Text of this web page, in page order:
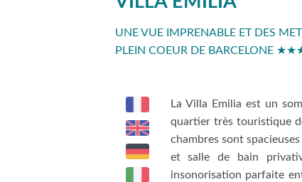
UNE VUE IMPRENABLE ET DES
PLEIN COEUR DE BARCELONE
La Villa Emilia est un
quartier très touristique
chambres sont
et salle de bain
insonorisation parfaite